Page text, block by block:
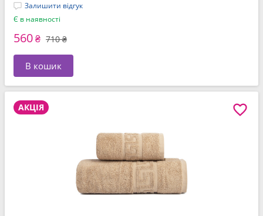
Залишити відгук
Є в наявності
560₴ 710 ₴
В кошик
АКЦІЯ